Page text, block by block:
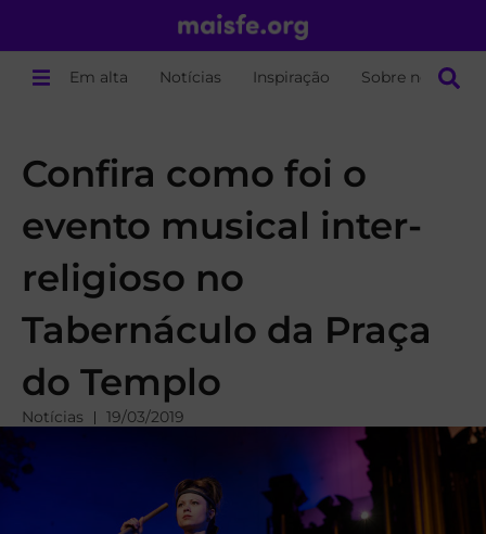
Em alta Notícias Inspiração Sobre nós
Confira como foi o
evento musical inter-
religioso no
Tabernáculo da Praça
do Templo
Notícias 19/03/2019